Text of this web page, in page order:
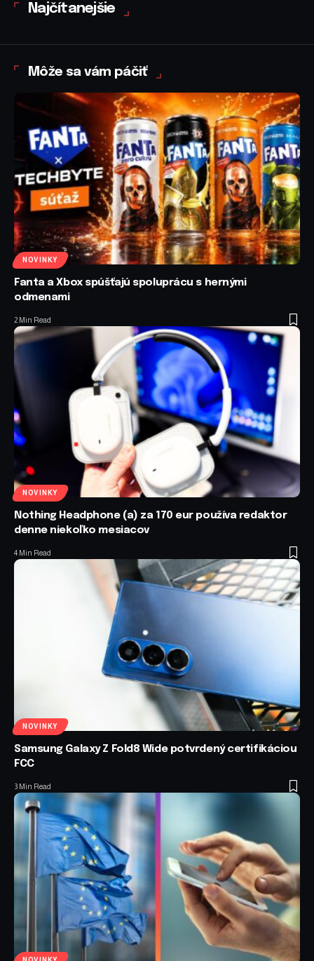
Najčítanejšie
Môže sa vám páčiť
NOVINKY
Fanta a Xbox spúšťajú spoluprácu s hernými
odmenami
2 Min Read
NOVINKY
Nothing Headphone (a) za 170 eur používa redaktor
denne niekoľko mesiacov
4 Min Read
NOVINKY
Samsung Galaxy Z Fold8 Wide potvrdený certifikáciou
FCC
3 Min Read